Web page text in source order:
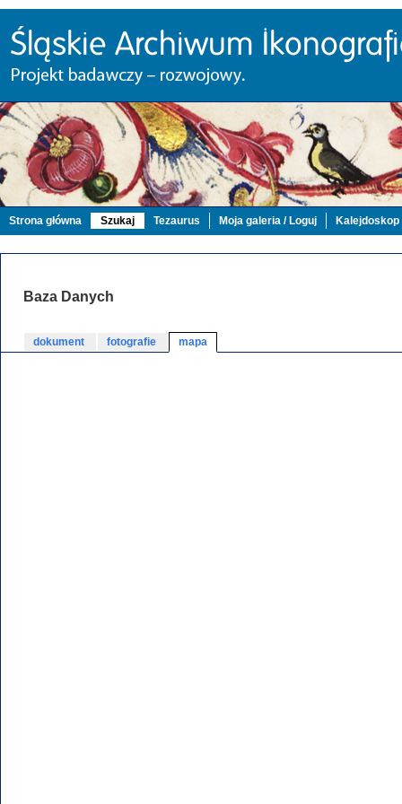
Strona główna Szukaj Tezaurus Moja galeria / Loguj Kalejdoskop
Baza Danych
dokument fotografie mapa